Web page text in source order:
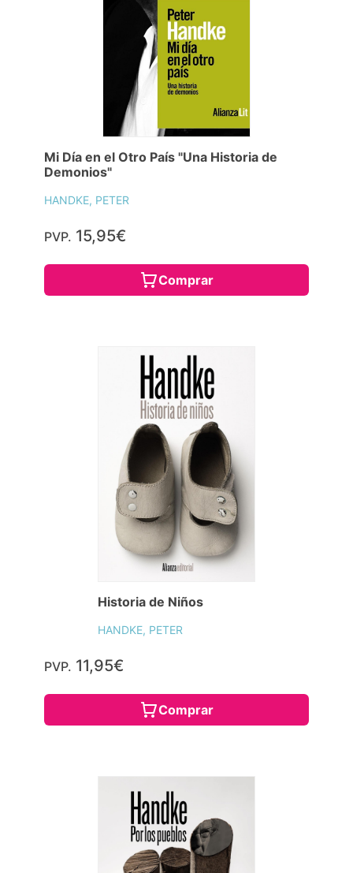
Mi Día en el Otro País "Una Historia de
Demonios"
HANDKE, PETER
PVP. 15,95€
Comprar
Historia de Niños
HANDKE, PETER
PVP. 11,95€
Comprar